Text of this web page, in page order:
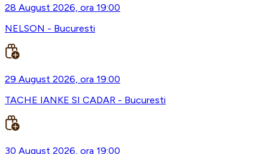
28 August 2026, ora 19:00
NELSON - Bucuresti
29 August 2026, ora 19:00
TACHE IANKE SI CADAR - Bucuresti
30 August 2026, ora 19:00